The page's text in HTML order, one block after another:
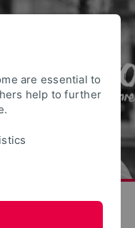
are essential to
help to further